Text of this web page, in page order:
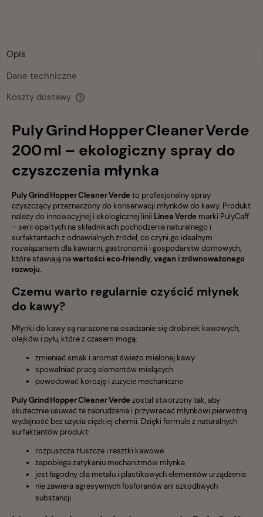
Opis
Dane techniczne
Koszty dostawy
Cena nie zawiera ewentualnych kosztów płatności
Puly Grind Hopper Cleaner Verde
200 ml – ekologiczny spray do
czyszczenia młynka
Puly Grind Hopper Cleaner Verde to profesjonalny spray
czyszczący przeznaczony do konserwacji młynków do kawy. Produkt
należy do innowacyjnej i ekologicznej linii Linea Verde marki PulyCaff
– serii opartych na składnikach pochodzenia naturalnego i
surfaktantach z odnawialnych źródeł, co czyni go idealnym
rozwiązaniem dla kawiarni, gastronomii i gospodarstw domowych,
które stawiają nawartości eco‑friendly, vegan i zrównoważonego
rozwoju.
Czemu warto regularnie czyścić młynek
do kawy?
Młynki do kawy są narażone na osadzanie się drobinek kawowych,
olejków i pyłu, które z czasem mogą:
zmieniać smak i aromat świeżo mielonej kawy
spowalniać pracę elementów mielących
powodować korozję i zużycie mechaniczne
Puly Grind Hopper Cleaner Verde został stworzony tak, aby
skutecznie usuwać te zabrudzenia i przywracać młynkowi pierwotną
wydajność bez użycia ciężkiej chemii. Dzięki formule z naturalnych
surfaktantów produkt:
rozpuszcza tłuszcze i resztki kawowe
zapobiega zatykaniu mechanizmów młynka
jest łagodny dla metalu i plastikowych elementów urządzenia
nie zawiera agresywnych fosforanów ani szkodliwych
substancji